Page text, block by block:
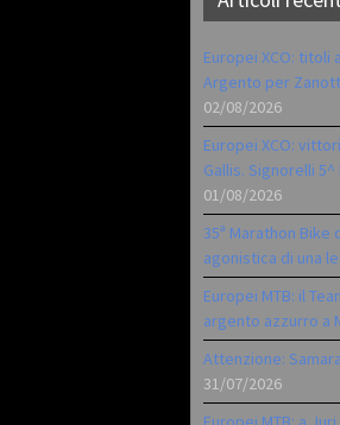
Europei XCO: titoli
Argento per
02/08/2026
Europei XCO:
Gallis. Signorelli
01/08/2026
35ª Marathon Bike
agonistica di una
Europei MTB: il
argento azzurro a
Attenzione:
31/07/2026